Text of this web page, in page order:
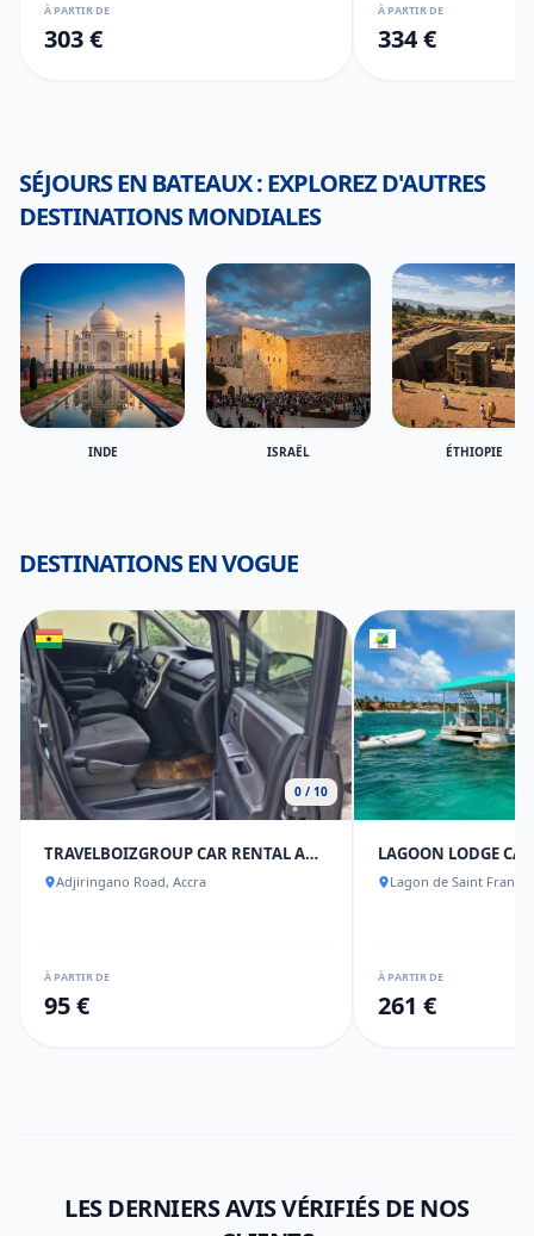
À PARTIR DE
303 €
À PARTIR DE
334 €
SÉJOURS EN BATEAUX : EXPLOREZ D'AUTRES
DESTINATIONS MONDIALES
INDE ISRAËL ÉTHIOPIE
DESTINATIONS EN VOGUE
0 / 10
TRAVELBOIZGROUP CAR RENTAL AND
Adjiringano Road, Accra
À PARTIR DE
95 €
LAGOON LODGE
Lagon de Saint
À PARTIR DE
261 €
LES DERNIERS AVIS VÉRIFIÉS DE NOS